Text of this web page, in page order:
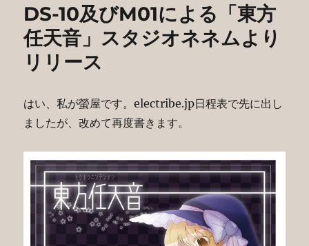
DS-10及びM01による「東方
任天音」スタジオネネムより
リリース
はい、私が螢屋です。electribe.jp日程表で先に出し
ましたが、改めて再度書きます。